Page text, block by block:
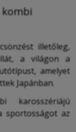
illetőleg,
a világon a
amelyet
Japánban.
karosszériájú
sportosságot az